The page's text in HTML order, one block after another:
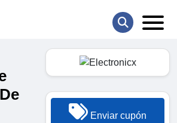
Enviar cupón